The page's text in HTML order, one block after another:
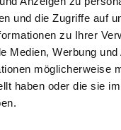
und die Zugriffe auf
zu Ihrer
Medien, Werbung
möglicherweise
haben oder die sie
and
catalogue!
für unseren Newsletter
sich Ihren
im Wert von 199